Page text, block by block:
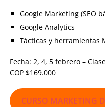
Google Marketing (SEO
Google Analytics
Tácticas y herramientas
Fecha: 2, 4, 5 febrero –
COP $169.000
CURSO MARKETING